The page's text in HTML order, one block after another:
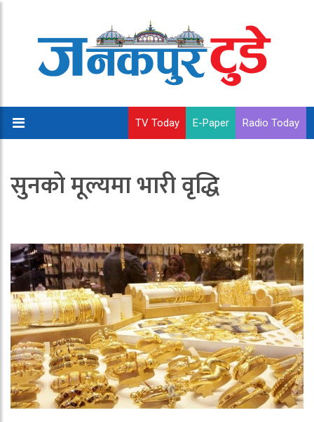
TV Today E-Paper Radio Today
सुनको मूल्यमा भारी वृद्धि